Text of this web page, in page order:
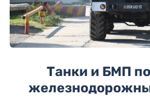
Танки и БМП